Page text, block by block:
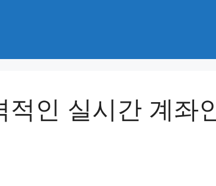
인 실시간 계좌